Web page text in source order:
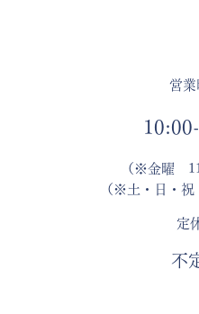
営
（※金曜
（※土・日・
定
不